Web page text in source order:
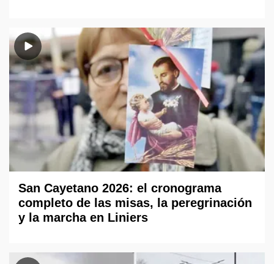
San Cayetano 2026: el cronograma
completo de las misas, la peregrinación
y la marcha en Liniers